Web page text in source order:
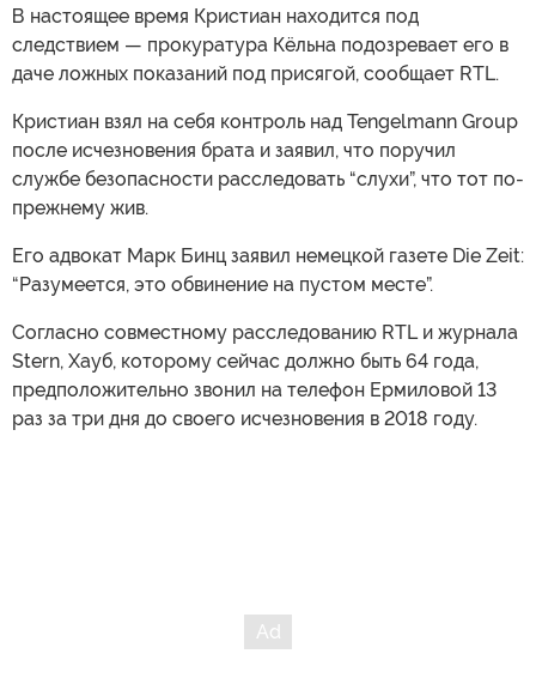
В настоящее время Кристиан находится под
следствием — прокуратура Кёльна подозревает его в
даче ложных показаний под присягой, сообщает RTL.
Кристиан взял на себя контроль над Tengelmann Group
после исчезновения брата и заявил, что поручил
службе безопасности расследовать “слухи”, что тот по-
прежнему жив.
Его адвокат Марк Бинц заявил немецкой газете Die Zeit:
“Разумеется, это обвинение на пустом месте”.
Согласно совместному расследованию RTL и журнала
Stern, Хауб, которому сейчас должно быть 64 года,
предположительно звонил на телефон Ермиловой 13
раз за три дня до своего исчезновения в 2018 году.